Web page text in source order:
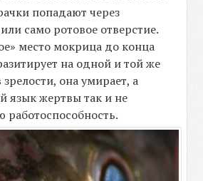
попадают через
само ротовое отверстие.
место мокрица до конца
на одной и той же
она умирает, а
язык жертвы так и не
работоспособность.